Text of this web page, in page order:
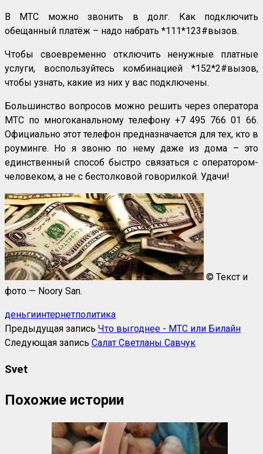
В МТС можно звонить в долг. Как подключить
обещанный платёж – надо набрать *111*123#вызов.
Чтобы своевременно отключить ненужные платные
услуги, воспользуйтесь комбинацией *152*2#вызов,
чтобы узнать, какие из них у вас подключены.
Большинство вопросов можно решить через оператора
МТС по многоканальному телефону +7 495 766 01 66.
Официально этот телефон предназначается для тех, кто в
роуминге. Но я звоню по нему даже из дома – это
единственный способ быстро связаться с оператором-
человеком, а не с бестолковой говорилкой. Удачи!
© Текст и
фото — Noory San.
деньгиинтернетполитика
Предыдущая запись Что выгоднее - МТС или Билайн
Следующая запись Салат Светланы Савчук
Svet
Похожие истории